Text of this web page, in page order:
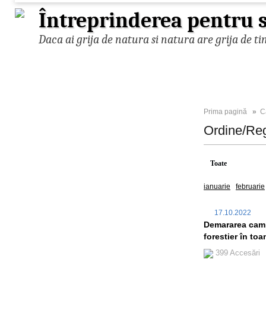
Întreprinderea pentru
Daca ai grija de natura si natura are grija de
Prima pagină »
Ordine/
Toate
ianuarie februarie
17.10.2022
Demararea
forestier în
399 Accesări